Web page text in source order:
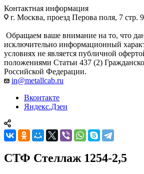
Контактная информация
г. Москва, проезд Перова поля, 7 стр. 9
Обращаем ваше внимание на то, что
исключительно информационный
условиях не является публичной
положениями Статьи 437 (2)
Российской Федерации.
in@metallcab.ru
Вконтакте
Яндекс.Дзен
СТФ Стеллаж 1254-2,5